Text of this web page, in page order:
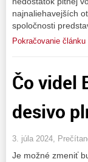
najnaliehavejších
spoločnosti
Pokračovanie článku
Čo videl
desivo
3. júla 2024,
Je možné zmeniť